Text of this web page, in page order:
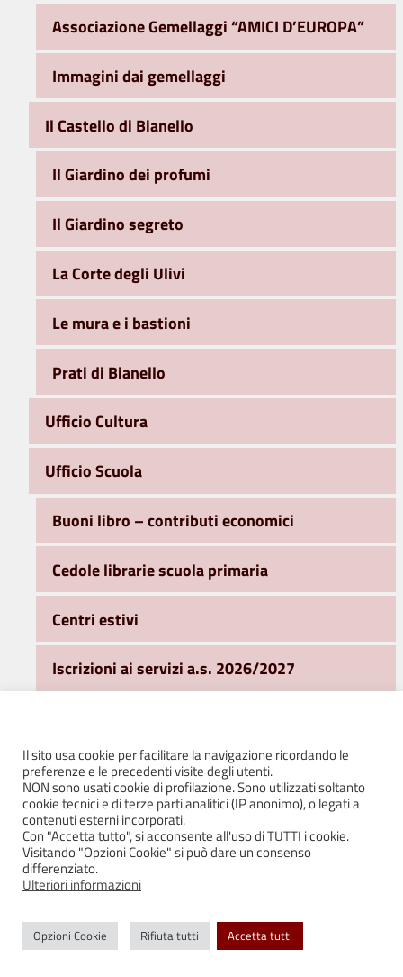
Associazione Gemellaggi “AMICI D’EUROPA”
Immagini dai gemellaggi
Il Castello di Bianello
Il Giardino dei profumi
Il Giardino segreto
La Corte degli Ulivi
Le mura e i bastioni
Prati di Bianello
Ufficio Cultura
Ufficio Scuola
Buoni libro – contributi economici
Cedole librarie scuola primaria
Centri estivi
Iscrizioni ai servizi a.s. 2026/2027
Nido d’Infanzia
Scuole dell’Infanzia
Scuole dell’Obbligo
Servizi di pre scuola – ingresso anticipato
2026/2027
Il sito usa cookie per facilitare la navigazione ricordando le
preferenze e le precedenti visite degli utenti.
NON sono usati cookie di profilazione. Sono utilizzati soltanto
cookie tecnici e di terze parti analitici (IP anonimo), o legati a
contenuti esterni incorporati.
Con "Accetta tutto", si acconsente all'uso di TUTTI i cookie.
Visitando "Opzioni Cookie" si può dare un consenso
differenziato.
Ulteriori informazioni
Opzioni Cookie Rifiuta tutti Accetta tutti